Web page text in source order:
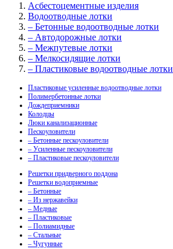
Асбестоцементные изделия
Водоотводные лотки
– Бетонные водоотводные лотки
– Автодорожные лотки
– Межпутевые лотки
– Мелкосидящие лотки
– Пластиковые водоотводные лотки
Пластиковые усиленные водоотводные лотки
Полимербетонные лотки
Дождеприемники
Колодцы
Люки канализационные
Пескоуловители
– Бетонные пескоуловители
– Усиленные пескоуловители
– Пластиковые пескоуловители
Решетки придверного поддона
Решетки водоприемные
– Бетонные
– Из нержавейки
– Медные
– Пластиковые
– Полиамидные
– Стальные
– Чугунные